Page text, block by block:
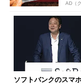
AD（
ソフトバンクのスマ